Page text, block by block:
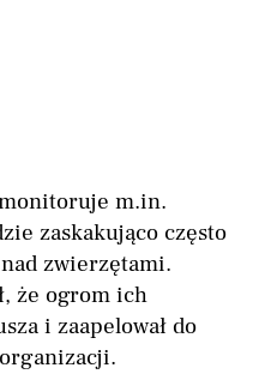
m.in.
zaskakująco często
zwierzętami.
że ogrom ich
i zaapelował do